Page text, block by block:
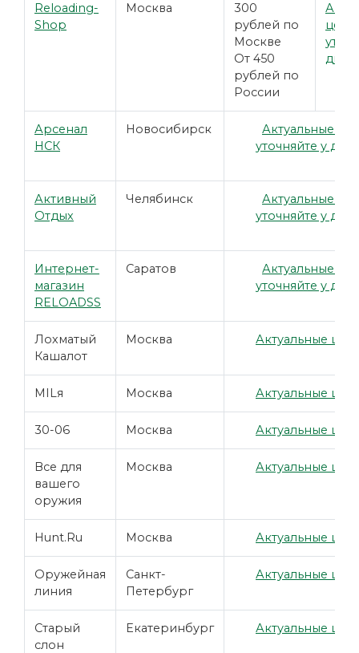
Reloading-
Shop
Москва
300
рублей по
Москве
От 450
рублей по
России
цены
Арсенал
НСК
Новосибирск
Актуальные
уточняйте у
Активный
Отдых
Челябинск
Актуальные
уточняйте у
Интернет-
магазин
RELOADSS
Саратов
Актуальные
уточняйте у
Лохматый
Кашалот
Москва Актуальные
MILя Москва Актуальные
30-06 Москва Актуальные
Все для
вашего
оружия
Москва Актуальные
Hunt.Ru Москва Актуальные
Оружейная
линия
Санкт-
Петербург
Актуальные
Старый
слон
Екатеринбург Актуальные